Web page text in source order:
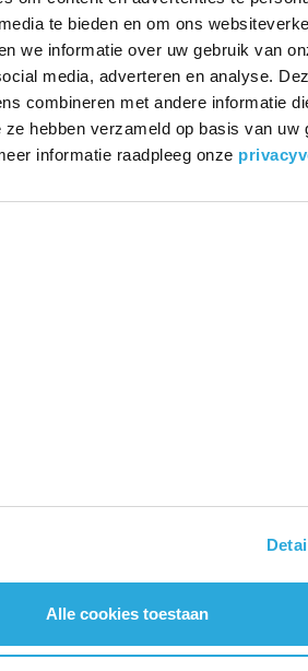
te bieden en om ons
we informatie over uw gebruik van
media, adverteren en analyse.
combineren met andere informatie
hebben verzameld op basis van uw
informatie raadpleeg onze
Alle cookies toestaan
nieuw zitconcept en nodigt uit tot meer
door designer Martin Ballendat.
tussen retro en modern en mag nu
genoemd worden. Kenmerkend is
bezitter een ongewoon prettig
gebogen frame. Zo schommelt de